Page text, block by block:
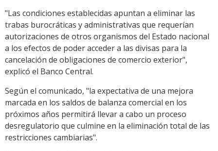
"Las condiciones establecidas apuntan a eliminar las
trabas burocráticas y administrativas que requerían
autorizaciones de otros organismos del Estado nacional
a los efectos de poder acceder a las divisas para la
cancelación de obligaciones de comercio exterior",
explicó el Banco Central.
Según el comunicado, "la expectativa de una mejora
marcada en los saldos de balanza comercial en los
próximos años permitirá llevar a cabo un proceso
desregulatorio que culmine en la eliminación total de las
restricciones cambiarias".